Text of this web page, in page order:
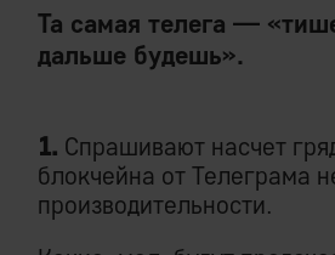
Та самая телега —
дальше будешь».
1. Спрашивают насчет
блoкчeйнa от Телеграма
производительности.